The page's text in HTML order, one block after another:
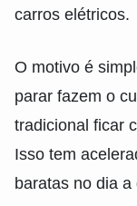
carros elétricos.
O motivo é
parar fazem o
tradicional ficar
Isso tem
baratas no dia a